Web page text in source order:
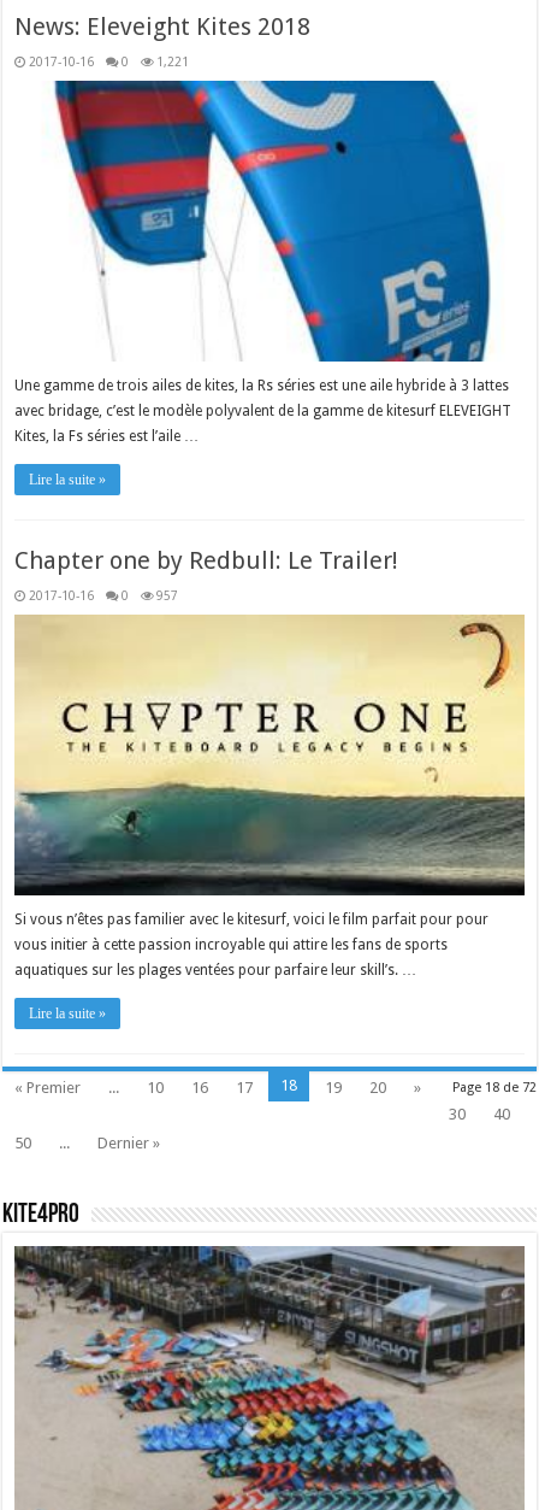
News: Eleveight Kites 2018
2017-10-16 0 1,221
Une gamme de trois ailes de kites, la Rs séries est une aile hybride à 3 lattes
avec bridage, c’est le modèle polyvalent de la gamme de kitesurf ELEVEIGHT
Kites, la Fs séries est l’aile …
Lire la suite »
Chapter one by Redbull: Le Trailer!
2017-10-16 0 957
Si vous n’êtes pas familier avec le kitesurf, voici le film parfait pour pour
vous initier à cette passion incroyable qui attire les fans de sports
aquatiques sur les plages ventées pour parfaire leur skill’s. …
Lire la suite »
Page 18 de 72
« Premier ... 10 16 17 18 19 20
»
30
40
50
... Dernier »
Kite4pro